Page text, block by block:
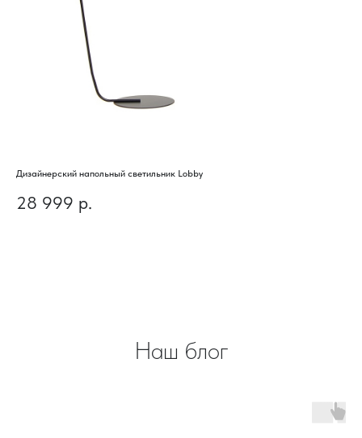
Дизайнерский напольный светильник Lobby
28 999 р.
Наш блог